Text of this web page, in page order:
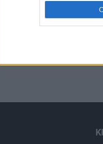
I want to allow